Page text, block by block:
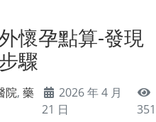
懷孕點算-發現
驟
院,藥
2026 年 4 月
21 日
351